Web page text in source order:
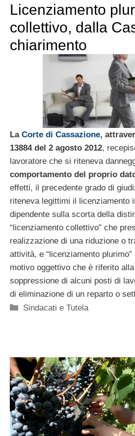
Licenziamento
collettivo, dalla
chiarimento
LaCorte di Cassazione,
13884 del 2 agosto 2012,
lavoratore che si riteneva
comportamento del proprio
effetti, il precedente grado di
riteneva legittimi il licenziamento
dipendente sulla scorta della
“licenziamento collettivo” che
realizzazione di una riduzione o
attività, e “licenziamento
motivo oggettivo che è riferito
soppressione di alcuni posti di
di eliminazione di un reparto o
Categorie
Sindacati e Tutela